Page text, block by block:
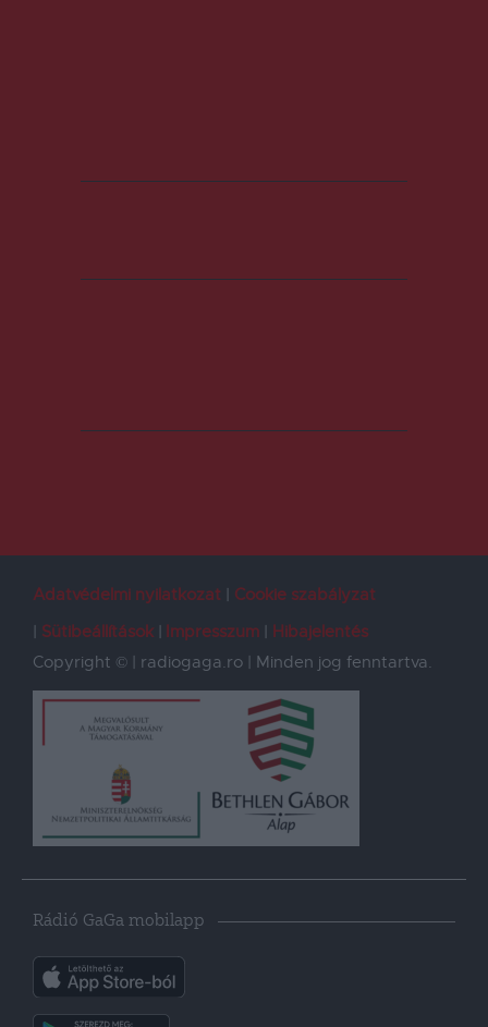
Adatvédelmi nyilatkozat
Cookie szabályzat
Sütibeállítások
Impresszum
Hibajelentés
Copyright © | radiogaga.ro | Minden jog fenntartva.
Rádió GaGa mobilapp